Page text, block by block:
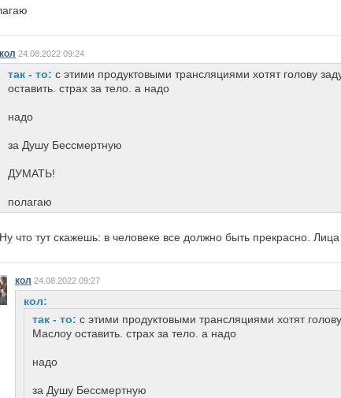
кол 24.08.2022 09:24
так - то: с этими продуктовыми трансляциями хотят голову
оставить. страх за тело. а надо
надо
за Душу Бессмертную
ДУМАТЬ!
полагаю
Ну что тут скажешь: в человеке все должно быть прекрасно.
кол 24.08.2022 09:27
кол:
так - то: с этими продуктовыми трансляциями хотят
Маслоу оставить. страх за тело. а надо
надо
за Душу Бессмертную